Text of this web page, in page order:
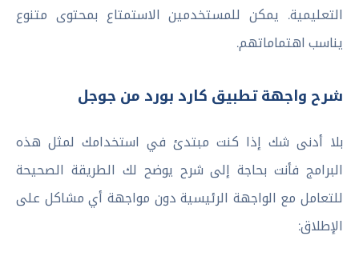
التعليمية. يمكن للمستخدمين الاستمتاع بمحتوى متنوع
يناسب اهتماماتهم.
شرح واجهة تطبيق كارد بورد من جوجل
بلا أدنى شك إذا كنت مبتدئ في استخدامك لمثل هذه
البرامج فأنت بحاجة إلى شرح يوضح لك الطريقة الصحيحة
للتعامل مع الواجهة الرئيسية دون مواجهة أي مشاكل على
الإطلاق: